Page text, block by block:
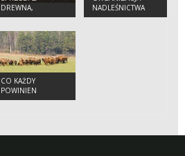
DREWNA,
CHOINEK I
NADLEŚNICTWA
CO KAŻDY
POWINIEN
WIEDZIEĆ O